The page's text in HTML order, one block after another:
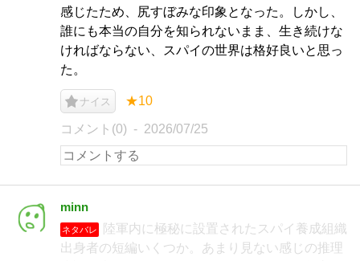
感じたため、尻すぼみな印象となった。しかし、
誰にも本当の自分を知られないまま、生き続けな
ければならない、スパイの世界は格好良いと思っ
た。
ナイス ★10
コメント(0) 2026/07/25
minn
ネタバレ
陸軍内に極秘に設置されたスパイ養成組織
出身者の短編いくつか。あまり見ない感じの推理